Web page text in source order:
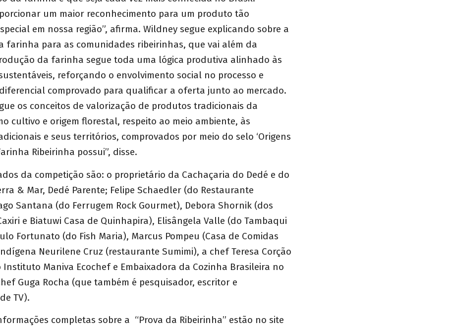
um maior reconhecimento para um produto tão
em nossa região”, afirma. Wildney segue explicando sobre a
farinha para as comunidades ribeirinhas, que vai além da
da farinha segue toda uma lógica produtiva alinhado às
reforçando o envolvimento social no processo e
comprovado para qualificar a oferta junto ao mercado.
os conceitos de valorização de produtos tradicionais da
cultivo e origem florestal, respeito ao meio ambiente, às
e seus territórios, comprovados por meio do selo ‘Origens
Ribeirinha possui”, disse.
da competição são: o proprietário da Cachaçaria do Dedé e do
& Mar, Dedé Parente; Felipe Schaedler (do Restaurante
Santana (do Ferrugem Rock Gourmet), Debora Shornik (dos
e Biatuwi Casa de Quinhapira), Elisângela Valle (do Tambaqui
Fortunato (do Fish Maria), Marcus Pompeu (Casa de Comidas
Neurilene Cruz (restaurante Sumimi), a chef Teresa Corção
Maniva Ecochef e Embaixadora da Cozinha Brasileira no
Guga Rocha (que também é pesquisador, escritor e
TV).
completas sobre a “Prova da Ribeirinha” estão no site